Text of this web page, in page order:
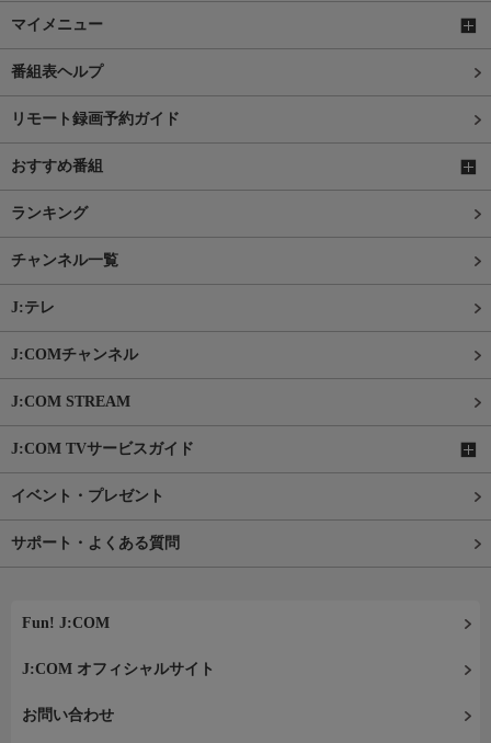
マイメニュー
番組表ヘルプ
リモート録画予約ガイド
おすすめ番組
ランキング
チャンネル一覧
J:テレ
J:COMチャンネル
J:COM STREAM
J:COM TVサービスガイド
イベント・プレゼント
サポート・よくある質問
Fun! J:COM
J:COM オフィシャルサイト
お問い合わせ